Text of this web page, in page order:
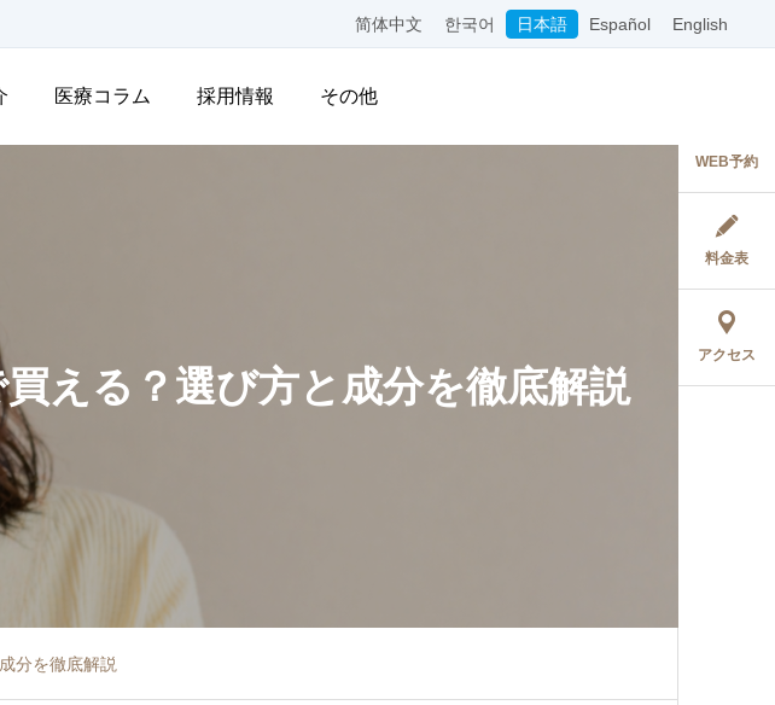
简体中文 한국어 日本語 Español English
医療コラム 採用情報 その他
WEB予約
料金表
アクセス
える？選び方と成分を徹底解説
分を徹底解説